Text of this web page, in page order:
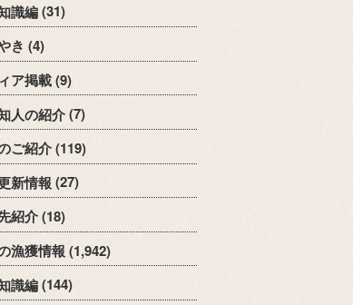
識編(31)
き (4)
ア掲載(9)
人の紹介(7)
ご紹介(119)
新情報 (27)
紹介(18)
漁獲情報 (1,942)
識編(144)